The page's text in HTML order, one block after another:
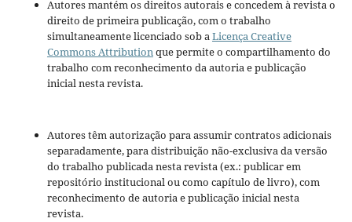
Autores mantém os direitos autorais e concedem à revista o
direito de primeira publicação, com o trabalho
simultaneamente licenciado sob aLicença Creative
Commons Attributionque permite o compartilhamento do
trabalho com reconhecimento da autoria e publicação
inicial nesta revista.
Autores têm autorização para assumir contratos adicionais
separadamente, para distribuição não-exclusiva da versão
do trabalho publicada nesta revista (ex.: publicar em
repositório institucional ou como capítulo de livro), com
reconhecimento de autoria e publicação inicial nesta
revista.